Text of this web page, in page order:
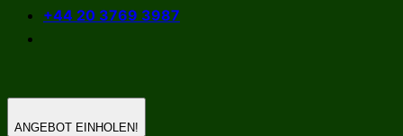
+44 20 3769 3987
ANGEBOT EINHOLEN!